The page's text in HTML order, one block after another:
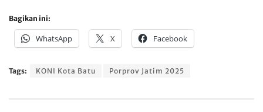
Bagikan ini:
WhatsApp X Facebook
Tags: KONI Kota Batu Porprov Jatim 2025